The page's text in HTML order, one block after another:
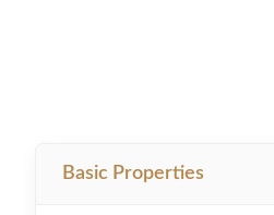
Basic Properties